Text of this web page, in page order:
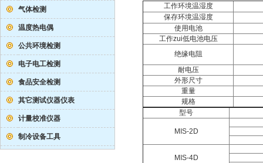
气体检测
温度热电偶
公共环境检测
电子电工检测
食品安全检测
其它测试仪器仪表
计量校准仪器
制冷设备工具
工作环境温湿度
保存环境温湿度
使用电池
工作zui低电池电压
绝缘电阻
耐电压
外形尺寸
重量
规格
型号
MIS-2D
MIS-4D